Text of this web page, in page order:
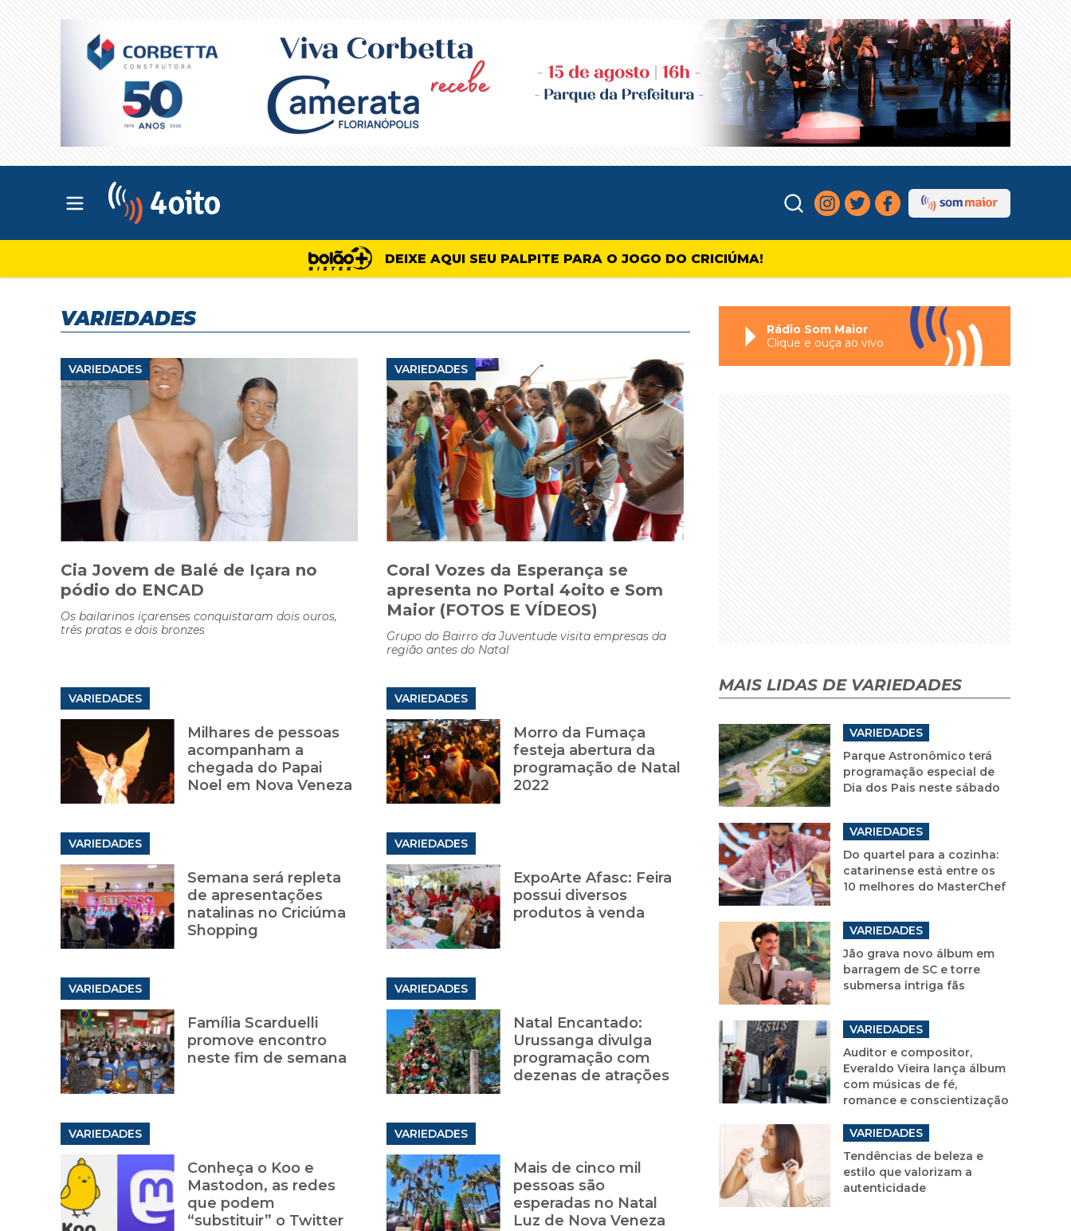
Abrir menu principal
DEIXE AQUI SEU PALPITE PARA O JOGO DO CRICIÚMA!
VARIEDADES
VARIEDADES
Cia Jovem de Balé de Içara no
pódio do ENCAD
Os bailarinos içarenses conquistaram dois ouros,
três pratas e dois bronzes
VARIEDADES
Coral Vozes da Esperança se
apresenta no Portal 4oito e Som
Maior (FOTOS E VÍDEOS)
Grupo do Bairro da Juventude visita empresas da
região antes do Natal
VARIEDADES
Milhares de pessoas
acompanham a
chegada do Papai
Noel em Nova Veneza
VARIEDADES
Morro da Fumaça
festeja abertura da
programação de Natal
2022
VARIEDADES
Semana será repleta
de apresentações
natalinas no Criciúma
Shopping
VARIEDADES
ExpoArte Afasc: Feira
possui diversos
produtos à venda
VARIEDADES
Família Scarduelli
promove encontro
neste fim de semana
VARIEDADES
Natal Encantado:
Urussanga divulga
programação com
dezenas de atrações
VARIEDADES
Conheça o Koo e
Mastodon, as redes
que podem
“substituir” o Twitter
VARIEDADES
Mais de cinco mil
pessoas são
esperadas no Natal
Luz de Nova Veneza
Rádio Som Maior
Clique e ouça ao vivo
MAIS LIDAS DE VARIEDADES
VARIEDADES
Parque Astronômico terá
programação especial de
Dia dos Pais neste sábado
VARIEDADES
Do quartel para a cozinha:
catarinense está entre os
10 melhores do MasterChef
VARIEDADES
Jão grava novo álbum em
barragem de SC e torre
submersa intriga fãs
VARIEDADES
Auditor e compositor,
Everaldo Vieira lança álbum
com músicas de fé,
romance e conscientização
VARIEDADES
Tendências de beleza e
estilo que valorizam a
autenticidade